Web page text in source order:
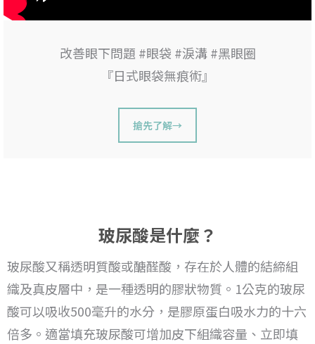
改善眼下問題 #眼袋 #淚溝 #黑眼圈
『日式眼袋無痕術』
搶先了解→
玻尿酸是什麼？
玻尿酸又稱透明質酸或醣醛酸，存在於人體的結締組
織及真皮層中，是一種透明的膠狀物質。 1公克的玻尿
酸可以吸收500毫升的水分，是膠原蛋白吸水力的十六
倍多。 適當填充玻尿酸可增加皮下組織容量、立即填